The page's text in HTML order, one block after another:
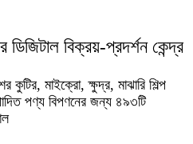
বিক্রয়-প্রদর্শন কেন্দ্র
কুটির, মাইক্রো, ক্ষুদ্র, মাঝারি শিল্প
পণ্য বিপণনের জন্য ৪৯৩টি